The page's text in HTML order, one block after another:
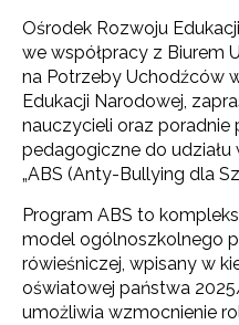
Ośrodek Rozwoju
we współpracy z Biurem
na Potrzeby Uchodźców
Edukacji Narodowej,
nauczycieli oraz
pedagogiczne do
„ABS (Anty-Bullying dla
Program ABS to
model ogólnoszkolnego
rówieśniczej, wpisany w
oświatowej państwa
umożliwia wzmocnienie